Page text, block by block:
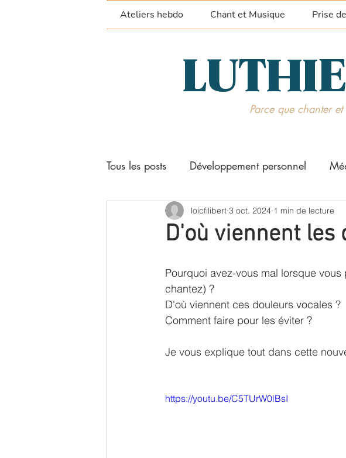
Ateliers hebdo Chant et Musique Prise
Parce que chanter
Tous les posts Développement personnel
Stages et séjours Technique vocale
D'où viennent les
loicfilibert 3 oct. 2024 1 min de lecture
Pourquoi avez-vous mal lorsque
chantez) ?
D'où viennent ces douleurs vocales ?
Comment faire pour les éviter ?
Je vous explique tout dans cette
https://youtu.be/C5TUrW0lBsI